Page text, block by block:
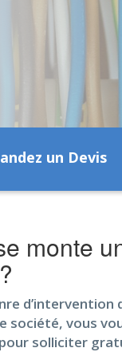
un Devis
monte
vous
solliciter